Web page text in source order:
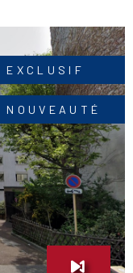
PROXIMITÉ des
rare dans le
EXCLUSIF
NOUVEAUTÉ